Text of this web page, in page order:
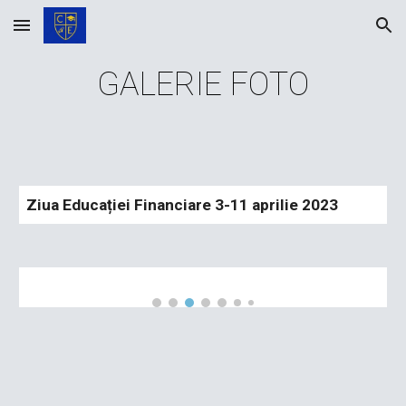
Skip to main content Skip to navigation
GALERIE FOTO
Ziua Educației Financiare 3-11 aprilie 2023